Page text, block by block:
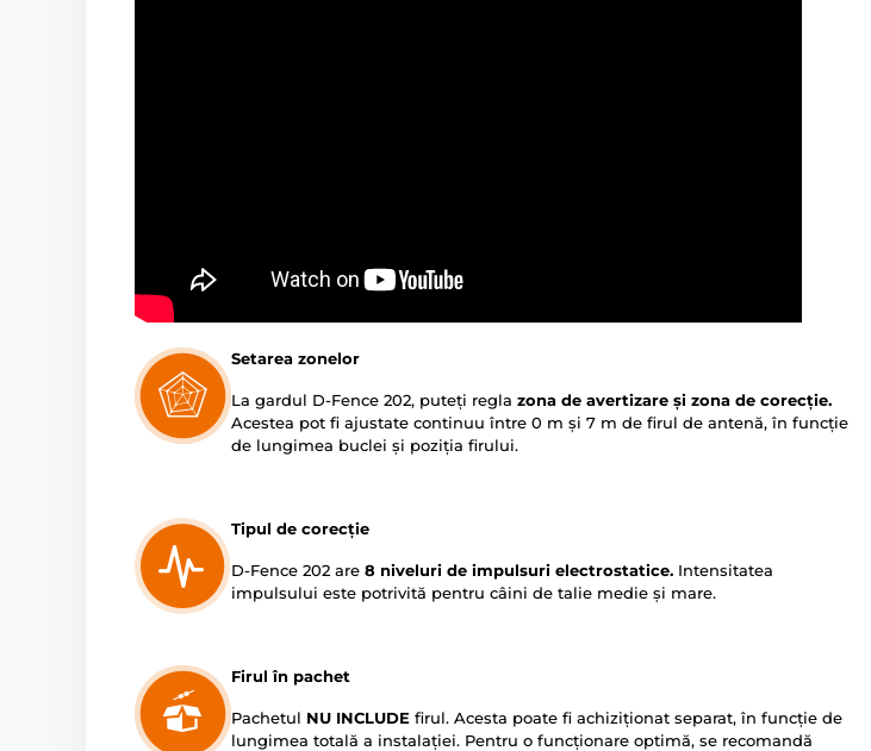
Setarea zonelor
La gardul D-Fence 202, puteți regla zona de avertizare și zona de corecție.
Acestea pot fi ajustate continuu între 0 m și 7 m de firul de antenă, în funcție
de lungimea buclei și poziția firului.
Tipul de corecție
D-Fence 202 are 8 niveluri de impulsuri electrostatice. Intensitatea
impulsului este potrivită pentru câini de talie medie și mare.
Firul în pachet
Pachetul NU INCLUDE firul. Acesta poate fi achiziționat separat, în funcție de
lungimea totală a instalației. Pentru o funcționare optimă, se recomandă